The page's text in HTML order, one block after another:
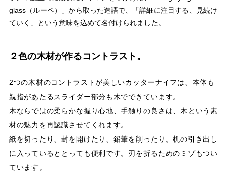
glass（ルーペ）」から取った造語で、「詳細に注目する、見続け
ていく」という意味を込めて名付けられました。
２色の木材が作るコントラスト。
2つの木材のコントラストが美しいカッターナイフは、本体も
親指があたるスライダー部分も木でできています。
木ならではの柔らかな握り心地、手触りの良さは、木という素
材の魅力を再認識させてくれます。
紙を切ったり、封を開けたり、鉛筆を削ったり。机の引き出し
に入っているととっても便利です。刃を折るためのミゾもつい
ています。